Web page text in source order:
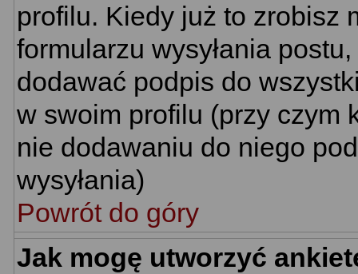
profilu. Kiedy już to zrobisz
formularzu wysyłania
dodawać podpis do
w swoim profilu (przy czym
nie dodawaniu do niego
wysyłania)
Powrót do góry
Jak mogę utworzyć